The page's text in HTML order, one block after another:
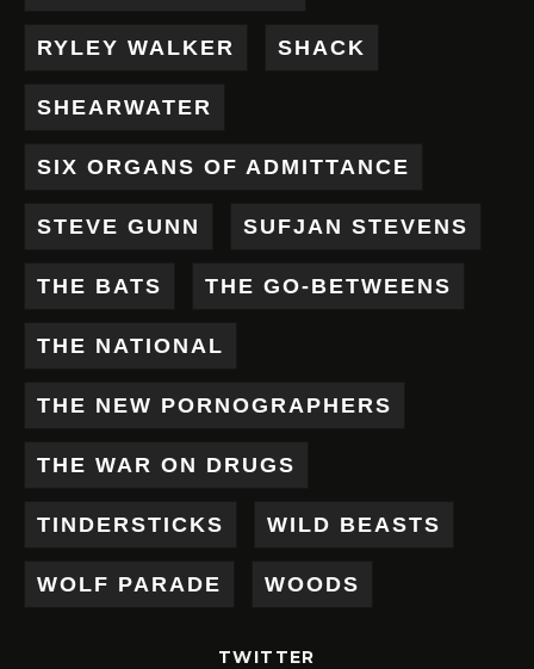
RYLEY WALKER SHACK
SHEARWATER
SIX ORGANS OF ADMITTANCE
STEVE GUNN SUFJAN STEVENS
THE BATS THE GO-BETWEENS
THE NATIONAL
THE NEW PORNOGRAPHERS
THE WAR ON DRUGS
TINDERSTICKS WILD BEASTS
WOLF PARADE WOODS
TWITTER